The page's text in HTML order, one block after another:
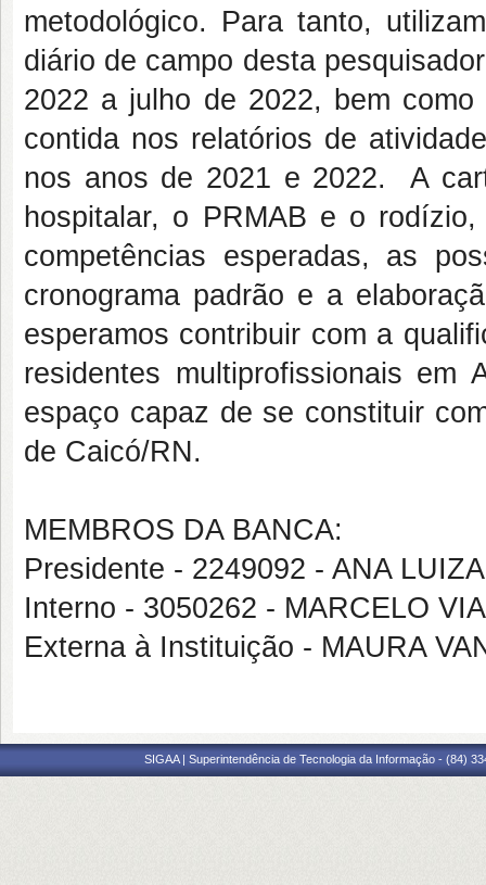
metodológico. Para tanto,
diário de campo desta
2022 a julho de 2022, bem
contida nos relatórios de
nos anos de 2021 e 2022. A
hospitalar, o PRMAB e o
competências esperadas, as
cronograma padrão e a
esperamos contribuir com a
residentes multiprofissionais em
espaço capaz de se constituir
de Caicó/RN.
MEMBROS DA BANCA:
Presidente - 2249092 - ANA
Interno - 3050262 - MARCELO
Externa à Instituição - MAURA
SIGAA | Superintendência de Tecnologia da Informação - (84)